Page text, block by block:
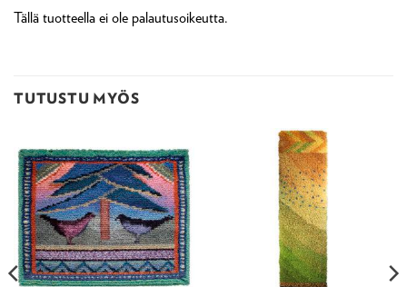
Tällä tuotteella ei ole palautusoikeutta.
TUTUSTU MYÖS